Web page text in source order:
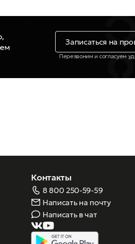
Записаться на
Перезвоним и согласуем
Контакты
8 800 250-59-59
Написать на почту
Написать в чат